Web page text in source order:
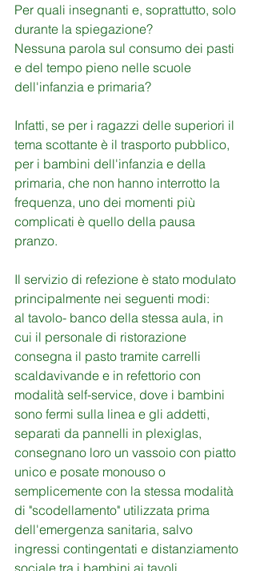
Per quali insegnanti e, soprattutto, solo
durante la spiegazione?
Nessuna parola sul consumo dei pasti
e del tempo pieno nelle scuole
dell'infanzia e primaria?
Infatti, se per i ragazzi delle superiori il
tema scottante è il trasporto pubblico,
per i bambini dell'infanzia e della
primaria, che non hanno interrotto la
frequenza, uno dei momenti più
complicati è quello della pausa
pranzo.
Il servizio di refezione è stato modulato
principalmente nei seguenti modi:
al tavolo- banco della stessa aula, in
cui il personale di ristorazione
consegna il pasto tramite carrelli
scaldavivande e in refettorio con
modalità self-service, dove i bambini
sono fermi sulla linea e gli addetti,
separati da pannelli in plexiglas,
consegnano loro un vassoio con piatto
unico e posate monouso o
semplicemente con la stessa modalità
di "scodellamento" utilizzata prima
dell'emergenza sanitaria, salvo
ingressi contingentati e distanziamento
sociale tra i bambini ai tavoli.